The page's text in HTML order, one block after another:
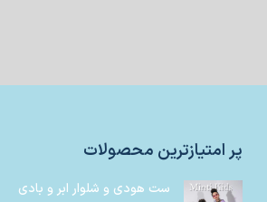
پر امتیازترین محصولات
ست هودی و شلوار ابر و بادی